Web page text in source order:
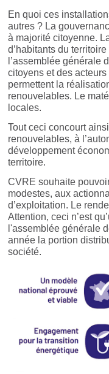
En quoi ces
autres ? La
à majorité citoyenne.
d’habitants du
l’assemblée générale
citoyens et des
permettent la
renouvelables. Le
locales.
Tout ceci concourt
renouvelables, à
développement
territoire.
CVRE souhaite
modestes, aux
d’exploitation. Le
Attention, ceci n’est
l'assemblée générale
année la portion
société.